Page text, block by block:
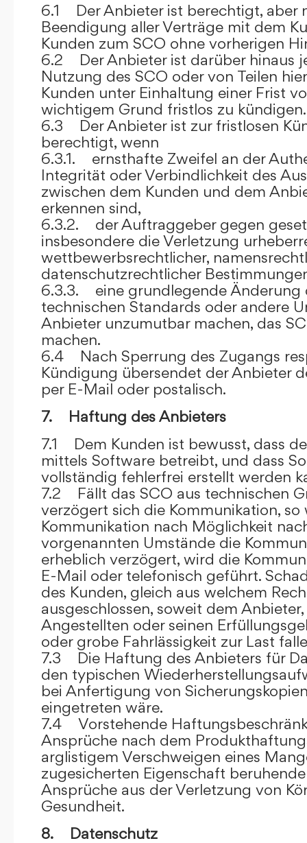
6.1 Der Anbieter ist berechtigt, aber
Beendigung aller Verträge mit dem
Kunden zum SCO ohne vorherigen
6.2 Der Anbieter ist darüber hinaus
Nutzung des SCO oder von Teilen
Kunden unter Einhaltung einer Frist
wichtigem Grund fristlos zu kündigen.
6.3 Der Anbieter ist zur fristlosen
berechtigt, wenn
6.3.1. ernsthafte Zweifel an der
Integrität oder Verbindlichkeit des
zwischen dem Kunden und dem
erkennen sind,
6.3.2. der Auftraggeber gegen
insbesondere die Verletzung
wettbewerbsrechtlicher,
datenschutzrechtlicher
6.3.3. eine grundlegende Änderung
technischen Standards oder andere
Anbieter unzumutbar machen, das
machen.
6.4 Nach Sperrung des Zugangs
Kündigung übersendet der Anbieter
per E-Mail oder postalisch.
7. Haftung des Anbieters
7.1 Dem Kunden ist bewusst, dass
mittels Software betreibt, und dass
vollständig fehlerfrei erstellt werden
7.2 Fällt das SCO aus technischen
verzögert sich die Kommunikation, so
Kommunikation nach Möglichkeit
vorgenannten Umstände die
erheblich verzögert, wird die
E-Mail oder telefonisch geführt.
des Kunden, gleich aus welchem
ausgeschlossen, soweit dem
Angestellten oder seinen
oder grobe Fahrlässigkeit zur Last
7.3 Die Haftung des Anbieters für
den typischen
bei Anfertigung von
eingetreten wäre.
7.4 Vorstehende
Ansprüche nach dem
arglistigem Verschweigen eines
zugesicherten Eigenschaft
Ansprüche aus der Verletzung von
Gesundheit.
8. Datenschutz